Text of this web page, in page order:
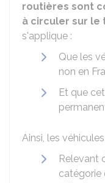
routières sont
à circuler sur
s'applique :
Que les
non en
Et que
Ainsi, les
Relevant
catégorie